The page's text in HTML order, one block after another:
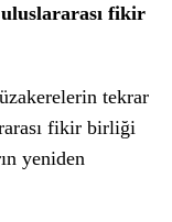
fikir
tekrar
fikir birliği
yeniden